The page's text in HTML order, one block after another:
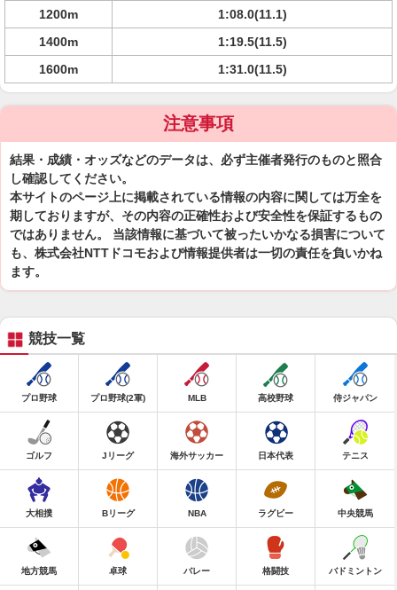
1200m
1:08.0(11.1)
1400m
1:19.5(11.5)
1600m
1:31.0(11.5)
注意事項
結果・成績・オッズなどのデータは、必ず主催者発行のものと照合
し確認してください。
本サイトのページ上に掲載されている情報の内容に関しては万全を
期しておりますが、その内容の正確性および安全性を保証するもの
ではありません。 当該情報に基づいて被ったいかなる損害について
も、株式会社NTTドコモおよび情報提供者は一切の責任を負いかね
ます。
競技一覧
プロ野球 プロ野球(2軍) MLB 高校野球 侍ジャパン
ゴルフ Jリーグ 海外サッカー 日本代表 テニス
大相撲 Bリーグ NBA ラグビー 中央競馬
地方競馬 卓球 バレー 格闘技 バドミントン